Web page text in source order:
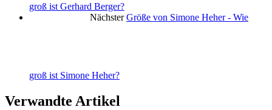
groß ist Gerhard Berger?
Nächster Größe von Simone Heher - Wie
groß ist Simone Heher?
Verwandte Artikel